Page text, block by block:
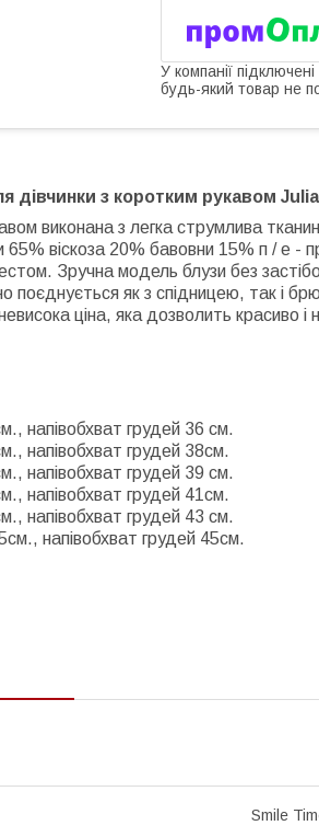
У компанії
будь-який товар не
дівчинки з коротким рукавом
виконана з легка струмлива
віскоза 20% бавовни 15% п / е -
Зручна модель блузи без
поєднується як з спідницею, так і
ціна, яка дозволить красиво
напівобхват грудей 36 см.
напівобхват грудей 38см.
напівобхват грудей 39 см.
напівобхват грудей 41см.
напівобхват грудей 43 см.
напівобхват грудей 45см.
Smile